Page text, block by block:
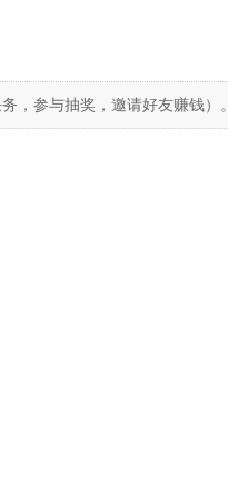
，参与抽奖，邀请好友赚钱）。